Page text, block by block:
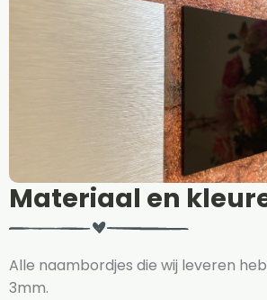
Materiaal en
Alle naambordjes die wij leveren
3mm.